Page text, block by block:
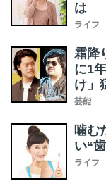
は
ライフ
霜降
に1
け」
芸能
噛む
い“
ライフ